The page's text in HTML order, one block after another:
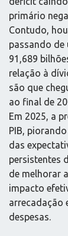
primário
Contudo,
passando de
91,689
relação à
são que
ao final de
Em 2025, a
PIB,
das
persistentes
de melhorar
impacto
arrecadação
despesas.